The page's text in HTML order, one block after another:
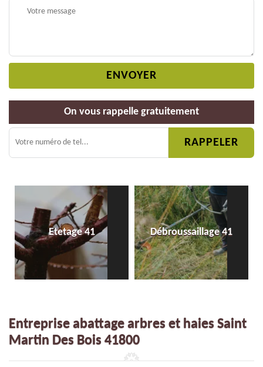
On vous rappelle gratuitement
Etetage 41 Débroussaillage 41
Entreprise abattage arbres et haies Saint
Martin Des Bois 41800